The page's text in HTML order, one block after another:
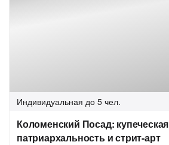
Индивидуальная до 5 чел.
Коломенский Посад: купеческая
патриархальность и стрит-арт